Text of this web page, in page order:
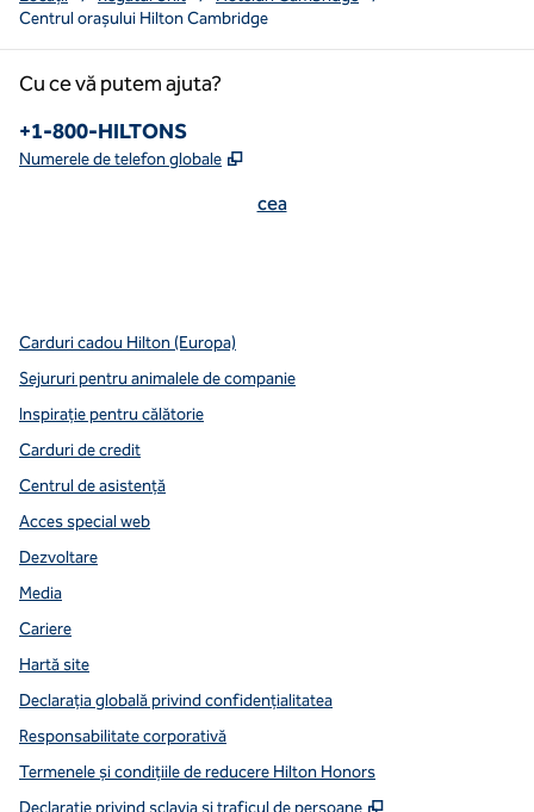
Centrul orașului Hilton Cambridge
Cu ce vă putem ajuta?
Numărul de telefon:
+1-800-HILTONS
Numerele de telefon globale ,
cea
Carduri cadou Hilton (Europa)
Sejururi pentru animalele de companie
Inspirație pentru călătorie
Carduri de credit
Centrul de asistență
Acces special web
Dezvoltare
Media
Cariere
Hartă site
Declarația globală privind confidenţialitatea
Responsabilitate corporativă
Termenele și condițiile de reducere Hilton Honors
Declarație privind sclavia și traficul de persoane
,